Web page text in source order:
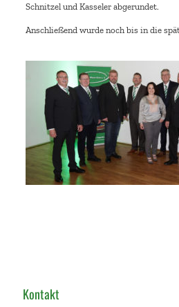
Schnitzel und Kasseler abgerundet.
Anschließend wurde noch bis in die
Kontakt